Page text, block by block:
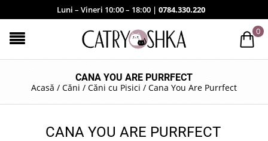
Luni – Vineri 10:00 – 18:00 | 0784.330.220
0
CANA YOU ARE PURRFECT
Acasă / Căni / Căni cu Pisici / Cana You Are Purrfect
CANA YOU ARE PURRFECT